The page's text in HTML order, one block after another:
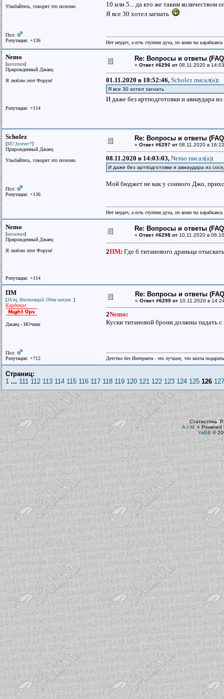
Улыбайтесь, говорят это полезно.
Пол:
Репутация: +136
10 или 5... да кто же таким количеством
Я все 30 хотел загнать
Нет неудач, а есть ступени духа, по коим ты
Nemo
[капитан]
Прирожденный Джаец
Я люблю этот Форум!
Репутация: +114
Re: Вопросы и ответы
« Ответ #6296 от 08.11.2020 в
01.11.2020 в 18:52:46, Scholez писал(a):
Я все 30 хотел загнать
И даже без артподготовки и авиаудара
Scholez
[MU forever?]
Прирожденный Джаец
Улыбайтесь, говорят это полезно.
Пол:
Репутация: +136
Re: Вопросы и ответы
« Ответ #6297 от 08.11.2020 в
08.11.2020 в 14:03:03, Nemo писал(a):
И даже без артподготовки и авиаудара из
Мой бюджет не как у сонного Джо,
Нет неудач, а есть ступени духа, по коим ты
Nemo
[капитан]
Прирожденный Джаец
Я люблю этот Форум!
Репутация: +114
Re: Вопросы и ответы
« Ответ #6298 от 10.11.2020 в
2ПМ: Где б титанового драньца
ПМ
[JA'ец. Настоящий. Одна штука :]
Кардинал
Джаец - НОчник
Пол:
Репутация: +712
Re: Вопросы и ответы
« Ответ #6299 от 10.11.2020 в
2Nemo:
Куски титановой брони должны падать
Детство без Интернета - это лучшее, что могла
Страниц:
1 ... 111 112 113 114 115 116 117 118 119 120 121 122 123 124 125 126 127
Статистика.
A.I.M. »Powered
YaBB ©